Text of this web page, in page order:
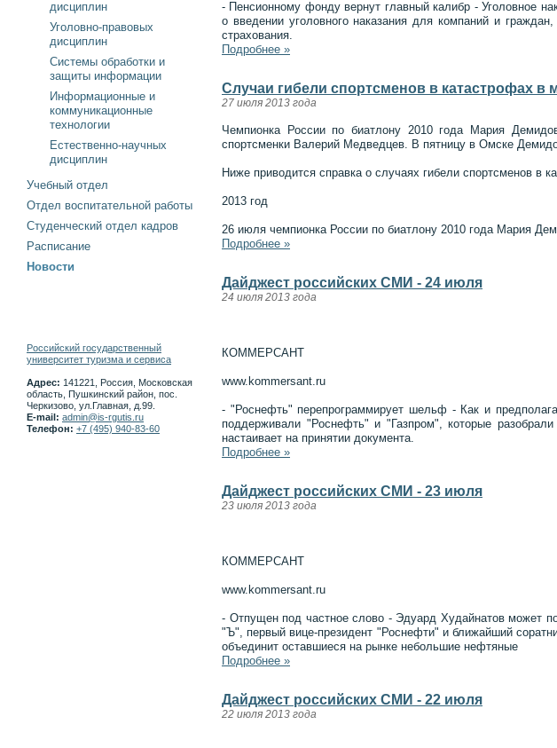
- Пенсионному фонду вернут главный калибр - Уголовное
о введении уголовного наказания для компаний и
страхования.
Подробнее »
Случаи гибели спортсменов в катастрофах в
27 июля 2013 года
Чемпионка России по биатлону 2010 года Мария
спортсменки Валерий Медведцев. В пятницу в Омске
Ниже приводится справка о случаях гибели спортсменов в
2013 год
26 июля чемпионка России по биатлону 2010 года Мария
Подробнее »
Дайджест российских СМИ - 24 июля
24 июля 2013 года
КОММЕРСАНТ
www.kommersant.ru
- "Роснефть" перепрограммирует шельф - Как и
поддерживали "Роснефть" и "Газпром", которые
настаивает на принятии документа.
Подробнее »
Дайджест российских СМИ - 23 июля
23 июля 2013 года
КОММЕРСАНТ
www.kommersant.ru
- Отпущен под частное слово - Эдуард Худайнатов может
"Ъ", первый вице-президент "Роснефти" и ближайший
объединит оставшиеся на рынке небольшие нефтяные
Подробнее »
Дайджест российских СМИ - 22 июля
22 июля 2013 года
дисциплин
Уголовно-правовых
дисциплин
Системы обработки и
защиты информации
Информационные и
коммуникационные
технологии
Естественно-научных
дисциплин
Учебный отдел
Отдел воспитательной работы
Студенческий отдел кадров
Расписание
Новости
Российский государственный
университет туризма и сервиса
Адрес: 141221, Россия, Московская
область, Пушкинский район, пос.
Черкизово, ул.Главная, д.99.
E-mail: admin@is-rgutis.ru
Телефон: +7 (495) 940-83-60